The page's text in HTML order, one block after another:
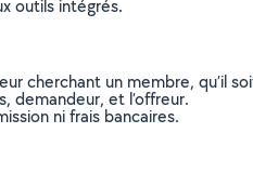
outils intégrés.
cherchant un membre, qu’il
demandeur, et l’offreur.
ni frais bancaires.